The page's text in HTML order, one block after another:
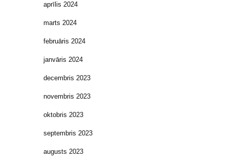
aprīlis 2024
marts 2024
februāris 2024
janvāris 2024
decembris 2023
novembris 2023
oktobris 2023
septembris 2023
augusts 2023